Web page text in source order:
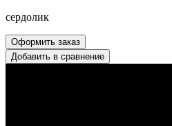
сердолик
Оформить заказ
Добавить в сравнение